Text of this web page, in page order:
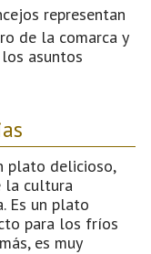
representan
de la comarca y
asuntos
plato delicioso,
la cultura
Es un plato
para los fríos
es muy